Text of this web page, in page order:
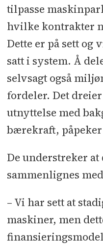
tilpasse
hvilke kontrakter
Dette er på sett og
satt i system. Å
selvsagt også
fordeler. Det
utnyttelse med
bærekraft, påpeker
De understreker at
sammenlignes
– Vi har sett at
maskiner, men